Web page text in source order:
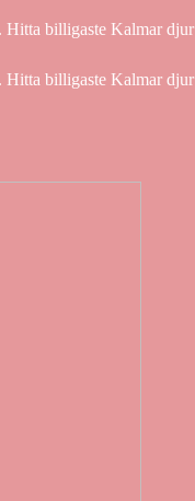
billigaste Kalmar
billigaste Kalmar